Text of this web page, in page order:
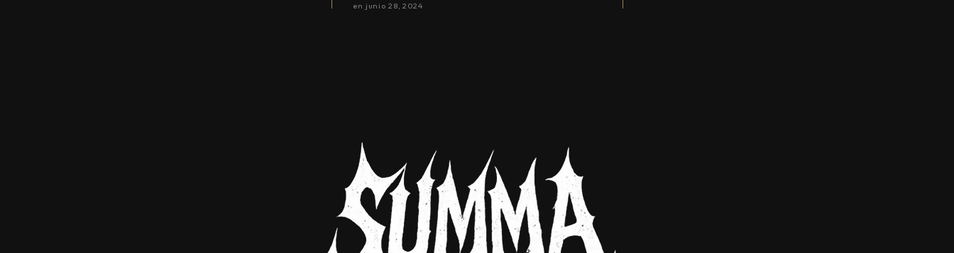
en junio 28, 2024